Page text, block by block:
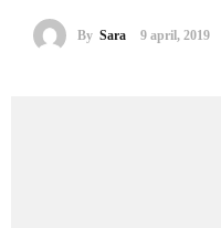
By Sara 9 april, 2019